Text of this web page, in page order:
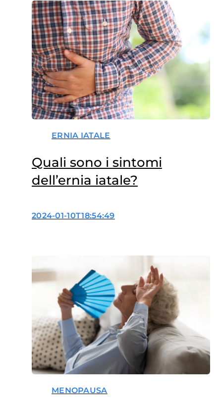
ERNIA IATALE
Quali sono i sintomi
dell’ernia iatale?
2024-01-10T18:54:49
MENOPAUSA